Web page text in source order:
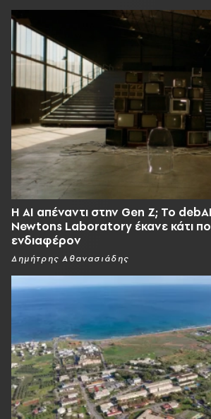
Η AI απέναντι στην Gen Z; Το
Newtons Laboratory έκανε κάτι
ενδιαφέρον
Δημήτρης Αθανασιάδης